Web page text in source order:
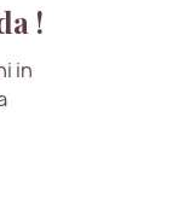
!
in